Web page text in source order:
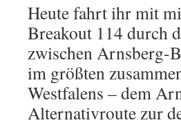
Heute fahrt ihr mit
Breakout 114 durch
zwischen Arnsberg-
im größten
Westfalens – dem
Alternativroute zur